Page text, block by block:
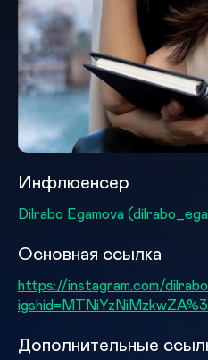
Инфлюенсер
Dilrabo Egamova
Основная ссылка
https://instagram.com/
Дополнительные